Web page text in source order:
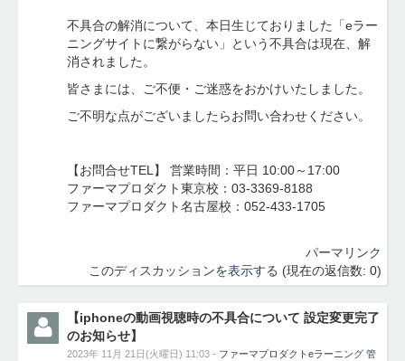
不具合の解消について、本日生じておりました「eラー
ニングサイトに繋がらない」という不具合は現在、解
消されました。
皆さまには、ご不便・ご迷惑をおかけいたしました。
ご不明な点がございましたらお問い合わせください。
【お問合せTEL】 営業時間：平日 10:00～17:00
ファーマプロダクト東京校：03-3369-8188
ファーマプロダクト名古屋校：052-433-1705
パーマリンク
このディスカッションを表示する (現在の返信数: 0)
【iphoneの動画視聴時の不具合について 設定変更完了
のお知らせ】
2023年 11月 21日(火曜日) 11:03 - ファーマプロダクトeラーニング 管